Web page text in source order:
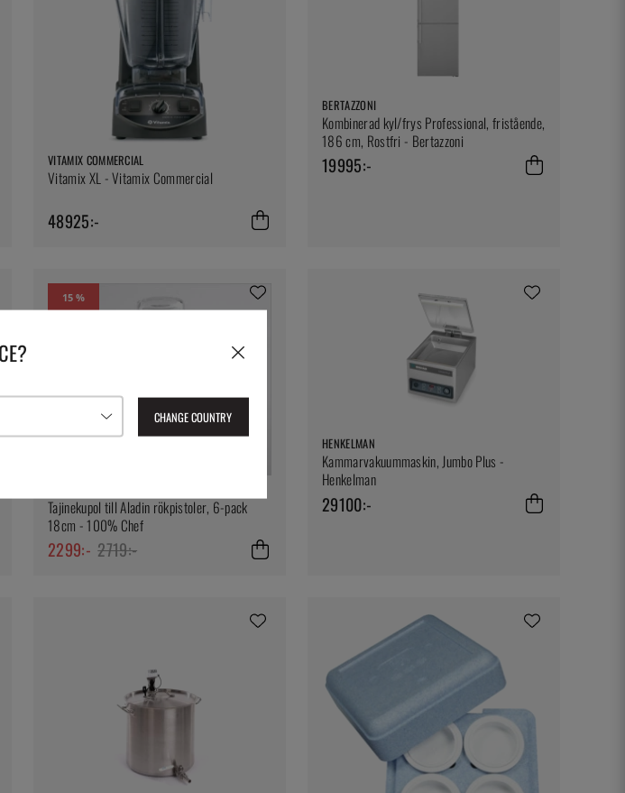
VITAMIX COMMERCIAL
Vitamix XL - Vitamix Commercial
48925:-
BERTAZZONI
Kombinerad kyl/frys Professional, fristående,
186 cm, Rostfri - Bertazzoni
19995:-
15 %
Tajinekupol till Aladin rökpistoler, 6-pack
18cm - 100% Chef
2299:- 2719:-
HENKELMAN
Kammarvakuummaskin, Jumbo Plus -
Henkelman
29100:-
CHANGE COUNTRY